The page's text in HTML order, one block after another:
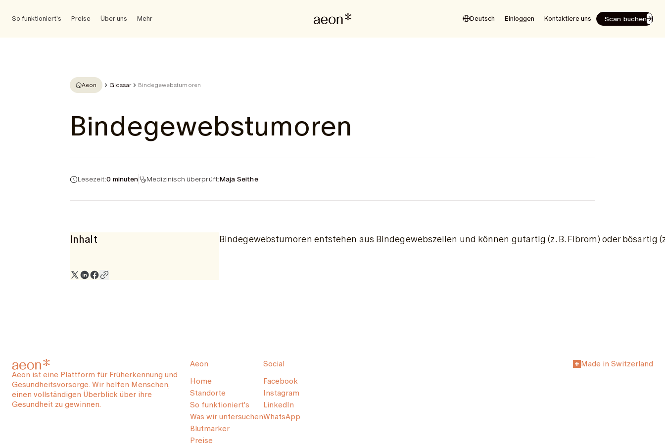
So funktioniert's Preise Über uns Mehr Deutsch Einloggen Kontaktiere uns Scan buchen
Aeon Glossar Bindegewebstumoren
Bindegewebstumoren
Lesezeit:0 minuten Medizinisch überprüft:Maja Seithe
Inhalt Bindegewebstumoren entstehen aus Bindegewebszellen und können gutartig (z. B. Fibrom) oder bösartig
Aeon ist eine Plattform für Früherkennung und
Gesundheitsvorsorge. Wir helfen Menschen,
einen vollständigen Überblick über ihre
Gesundheit zu gewinnen.
Aeon
Home
Standorte
So funktioniert's
Was wir untersuchen
Blutmarker
Preise
Social
Facebook
Instagram
LinkedIn
WhatsApp
Made in Switzerland